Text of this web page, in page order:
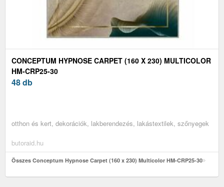
CONCEPTUM HYPNOSE CARPET (160 X 230) MULTICOLOR
HM-CRP25-30
48 db
otthon és kert, dekorációk, lakberendezés, lakástextilek, szőnyegek
butoraid.hu
Összes Conceptum Hypnose Carpet (160 x 230) Multicolor HM-CRP25-30